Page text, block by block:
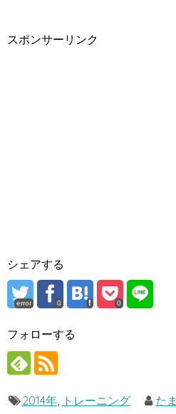
スポンサーリンク
シェアする
error 0 0
フォローする
2014年, トレーニング た